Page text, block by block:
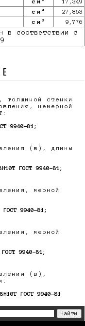
см 4
27,863
см 3 9,776
в соответствии с
толщиной стенки
немерной
9940-81;
(в), длины
ГОСТ 9940-81;
мерной
ГОСТ 9940-81;
мерной
9940-81;
(в),
ГОСТ 9940-81